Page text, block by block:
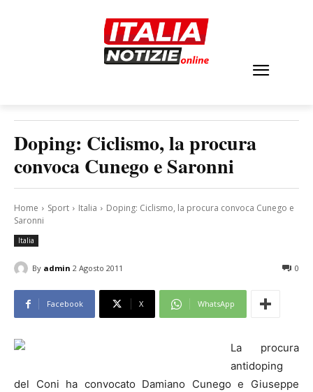
Doping: Ciclismo, la procura
convoca Cunego e Saronni
Home Sport Italia
Doping: Ciclismo, la procura convoca Cunego e
Saronni
Italia
By admin 2 Agosto 2011 0
Facebook X WhatsApp
La procura
antidoping
del Coni ha convocato Damiano Cunego e Giuseppe